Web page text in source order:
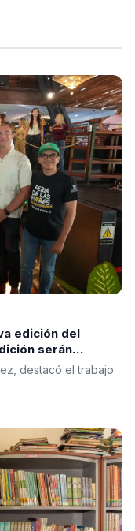
edición del
serán
destacó el trabajo